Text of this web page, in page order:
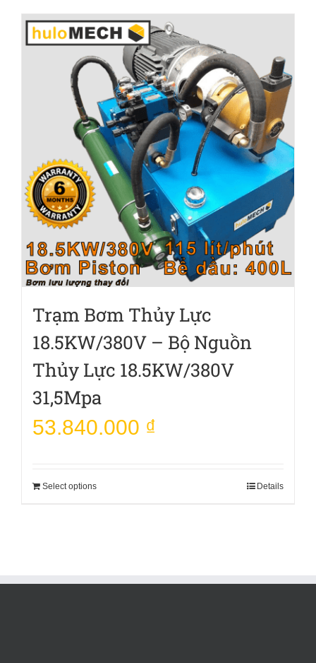
Trạm Bơm Thủy Lực
18.5KW/380V – Bộ Nguồn
Thủy Lực 18.5KW/380V
31,5Mpa
53.840.000 ₫
Select options Details